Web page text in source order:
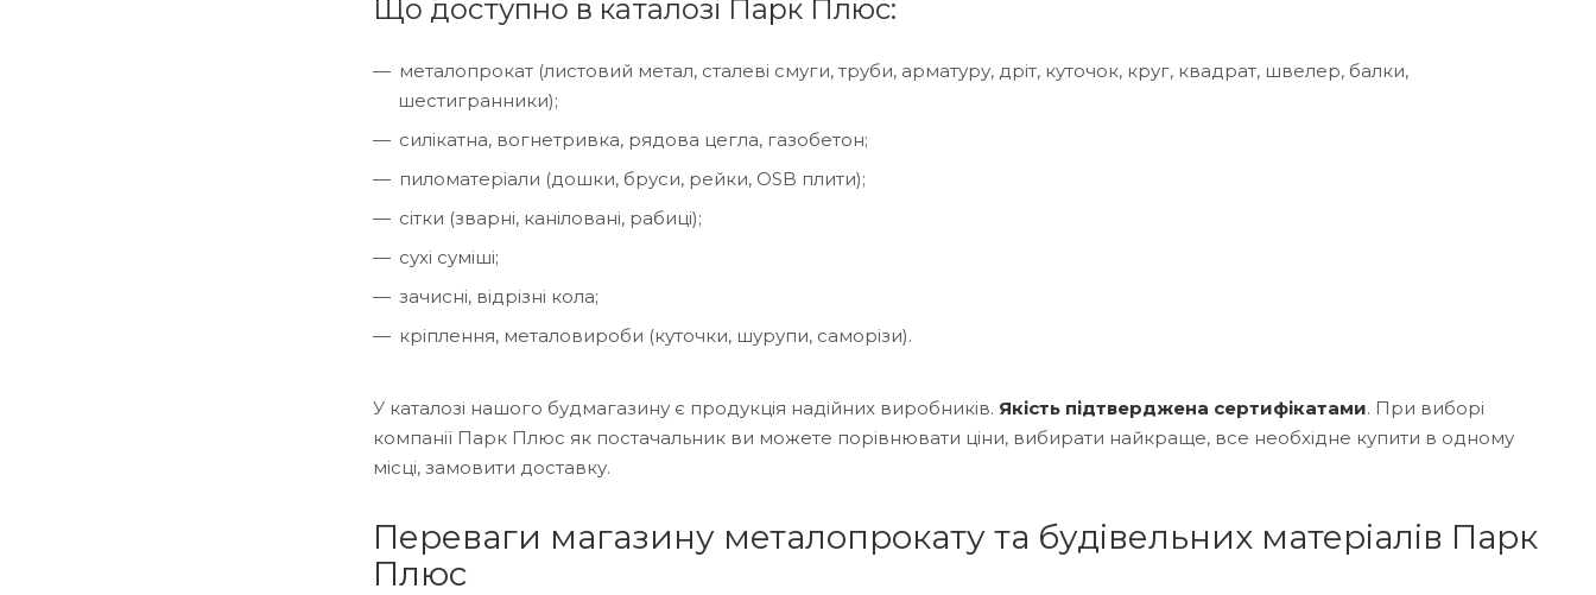
Що доступно в каталозі Парк Плюс:
металопрокат (листовий метал, сталеві смуги, труби, арматуру, дріт, куточок, круг, квадрат, швелер, балки,
шестигранники);
силікатна, вогнетривка, рядова цегла, газобетон;
пиломатеріали (дошки, бруси, рейки, OSB плити);
сітки (зварні, каніловані, рабиці);
сухі суміші;
зачисні, відрізні кола;
кріплення, металовироби (куточки, шурупи, саморізи).
У каталозі нашого будмагазину є продукція надійних виробників. Якість підтверджена сертифікатами. При виборі
компанії Парк Плюс як постачальник ви можете порівнювати ціни, вибирати найкраще, все необхідне купити в одному
місці, замовити доставку.
Переваги магазину металопрокату та будівельних матеріалів Парк
Плюс